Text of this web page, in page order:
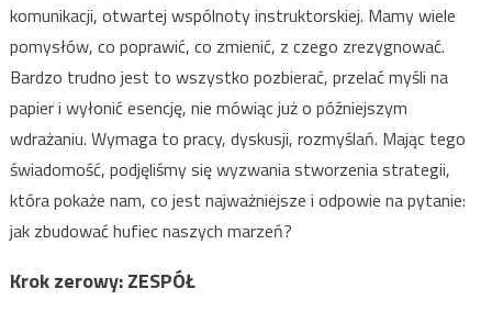
komunikacji, otwartej wspólnoty instruktorskiej. Mamy wiele
pomysłów, co poprawić, co zmienić, z czego zrezygnować.
Bardzo trudno jest to wszystko pozbierać, przelać myśli na
papier i wyłonić esencję, nie mówiąc już o późniejszym
wdrażaniu. Wymaga to pracy, dyskusji, rozmyślań. Mając tego
świadomość, podjęliśmy się wyzwania stworzenia strategii,
która pokaże nam, co jest najważniejsze i odpowie na pytanie:
jak zbudować hufiec naszych marzeń?
Krok zerowy: ZESPÓŁ